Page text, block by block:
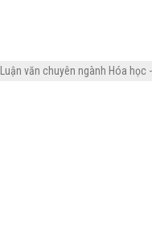
Luận văn chuyên ngành Hóa